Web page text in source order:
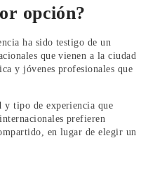
opción?
ha sido testigo de un
que vienen a la ciudad
y jóvenes profesionales que
y tipo de experiencia que
prefieren
en lugar de elegir un